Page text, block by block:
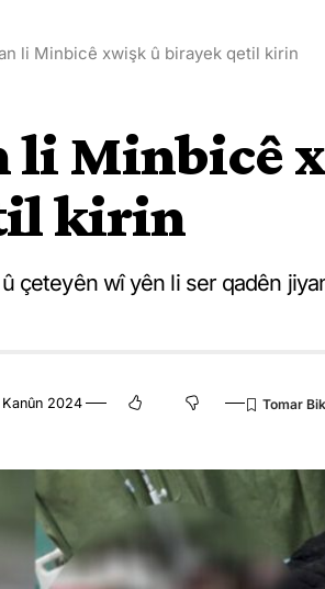
li Minbicê xwişk û birayek qetil kirin
li Minbicê
kirin
çeteyên wî yên li ser qadên
2024